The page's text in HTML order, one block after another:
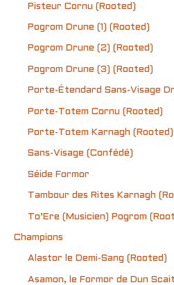
Pisteur Cornu (Rooted)
Pogrom Drune (1) (Rooted)
Pogrom Drune (2) (Rooted)
Pogrom Drune (3) (Rooted)
Porte-Étendard Sans-Visage
Porte-Totem Cornu (Rooted)
Porte-Totem Karnagh (Rooted)
Sans-Visage (Confédé)
Séide Formor
Tambour des Rites Karnagh
To’Ere (Musicien) Pogrom
Champions
Alastor le Demi-Sang (Rooted)
Asamon, le Formor de Dun